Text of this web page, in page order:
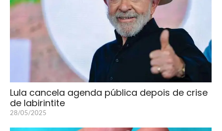
Lula cancela agenda pública depois de crise
de labirintite
28/05/2025